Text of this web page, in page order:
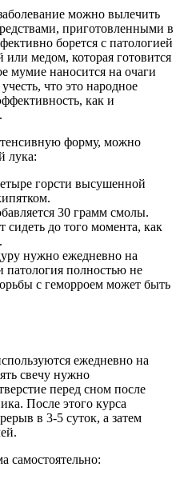
можно вылечить
приготовленными в
борется с патологией
или медом, которая готовится
мумие наносится на очаги
что это народное
как и
форму, можно
лука:
горсти высушенной
30 грамм смолы.
сидеть до того момента, как
нужно ежедневно на
полностью не
с геморроем может быть
ежедневно на
свечу нужно
перед сном после
После этого курса
в 3-5 суток, а затем
самостоятельно: